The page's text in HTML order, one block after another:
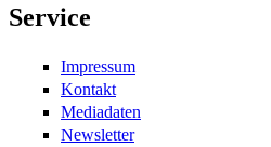
Service
Impressum
Kontakt
Mediadaten
Newsletter